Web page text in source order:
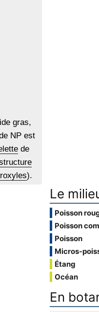
gras,
NP est
de
).
Le
Poisson
Poisson
Poisson
Micros-
Étang
Océan
En